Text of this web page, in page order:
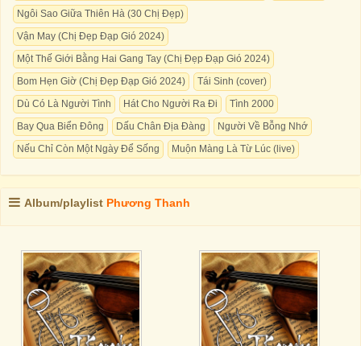
Ngôi Sao Giữa Thiên Hà (30 Chị Đẹp)
Vận May (Chị Đẹp Đạp Gió 2024)
Một Thế Giới Bằng Hai Gang Tay (Chị Đẹp Đạp Gió 2024)
Bom Hẹn Giờ (Chị Đẹp Đạp Gió 2024)
Tái Sinh (cover)
Dù Có Là Người Tình
Hát Cho Người Ra Đi
Tình 2000
Bay Qua Biển Đông
Dấu Chân Địa Đàng
Người Về Bỗng Nhớ
Nếu Chỉ Còn Một Ngày Để Sống
Muộn Màng Là Từ Lúc (live)
Album/playlist Phương Thanh